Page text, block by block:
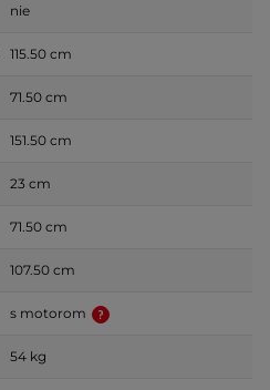
nie
115.50 cm
71.50 cm
151.50 cm
23 cm
71.50 cm
107.50 cm
s motorom
54 kg